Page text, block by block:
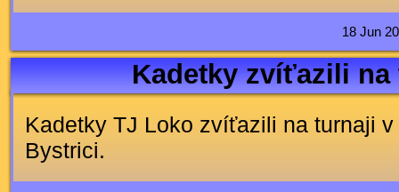
18 Jun
Kadetky zvíťazili na
Kadetky TJ Loko zvíťazili na turnaji
Bystrici.